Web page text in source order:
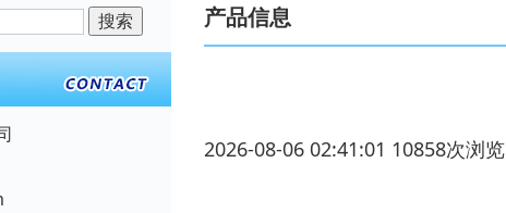
产品信息
2026-08-06 02:41:01 10858次浏览